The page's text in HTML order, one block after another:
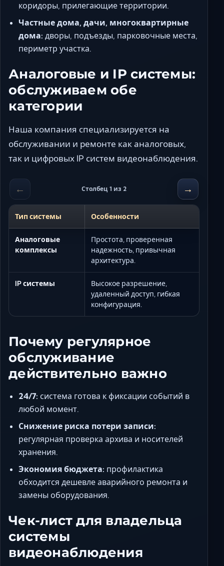
коридоры, прилегающие территории.
Частные дома, дачи, многоквартирные
дома: дворы, подъезды, парковочные места,
периметр участка.
Аналоговые и IP системы:
обслуживаем обе
категории
Наша компания специализируется на
обслуживании и ремонте как аналоговых,
так и цифровых IP систем видеонаблюдения.
← Столбец 1 из 2 →
Тип системы Особенности
Аналоговые
комплексы
Простота, проверенная
надежность, привычная
архитектура.
IP системы
Высокое разрешение,
удаленный доступ, гибкая
конфигурация.
Почему регулярное
обслуживание
действительно важно
24/7: система готова к фиксации событий в
любой момент.
Снижение риска потери записи:
регулярная проверка архива и носителей
хранения.
Экономия бюджета: профилактика
обходится дешевле аварийного ремонта и
замены оборудования.
Чек-лист для владельца
системы
видеонаблюдения